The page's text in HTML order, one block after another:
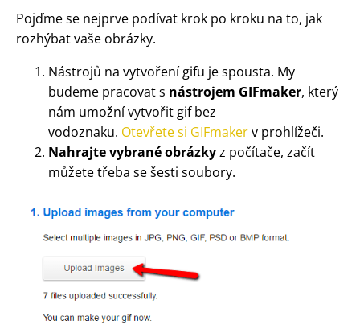
Pojďme se nejprve podívat krok po kroku na to, jak
rozhýbat vaše obrázky.
Nástrojů na vytvoření gifu je spousta. My
budeme pracovat s nástrojem GIFmaker, který
nám umožní vytvořit gif bez
vodoznaku. Otevřete si GIFmakerv prohlížeči.
Nahrajte vybrané obrázkyz počítače, začít
můžete třeba se šesti soubory.